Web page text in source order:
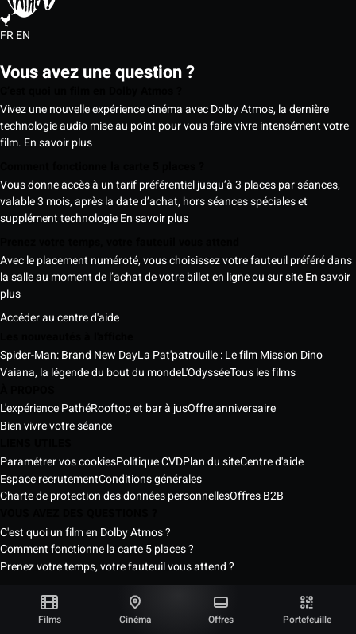
Films Cinéma Offres Portefeuille
FREN
Vous avez une question ?
Vivez une nouvelle expérience cinéma avec Dolby Atmos, la dernière
technologie audio mise au point pour vous faire vivre intensément votre
film. En savoir plus
Vous donne accès à un tarif préférentiel jusqu’à 3 places par séances,
valable 3 mois, après la date d’achat, hors séances spéciales et
supplément technologieEn savoir plus
Avec le placement numéroté, vous choisissez votre fauteuil préféré dans
la salle au moment de l’achat de votre billet en ligne ou sur siteEn savoir
plus
Accéder au centre d'aide
Spider-Man: Brand New DayLa Pat'patrouille : Le film Mission Dino
Vaiana, la légende du bout du mondeL'OdysséeTous les films
L'expérience PathéRooftop et bar à jusOffre anniversaire
Bien vivre votre séance
Paramétrer vos cookiesPolitique CVDPlan du siteCentre d'aide
Espace recrutementConditions générales
Charte de protection des données personnellesOffres B2B
C'est quoi un film en Dolby Atmos ?
Comment fonctionne la carte 5 places ?
Prenez votre temps, votre fauteuil vous attend ?
Les Cinémas Pathé Sénégal © 2026
Tous droits réservés ®